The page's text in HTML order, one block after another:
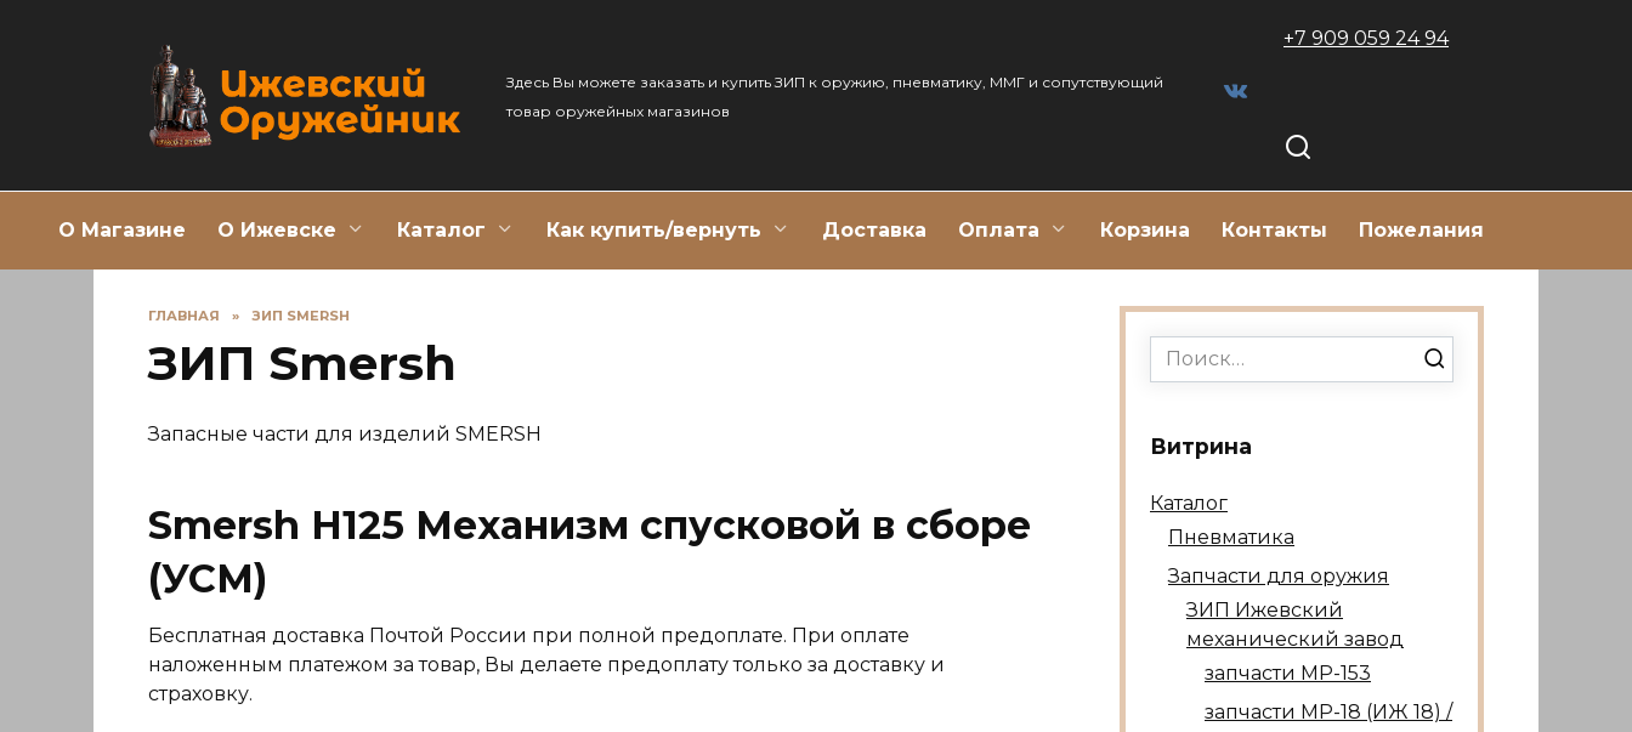
Здесь Вы можете заказать и купить ЗИП к оружию, пневматику, ММГ и сопутствующий
товар оружейных магазинов
+7 909 059 24 94
О Магазине О Ижевске Каталог Как купить/вернуть Доставка Оплата Корзина Контакты Пожелания
ГЛАВНАЯ » ЗИП SMERSH
ЗИП Smersh
Запасные части для изделий SMERSH
Smersh H125 Механизм спусковой в сборе
(УСМ)
Бесплатная доставка Почтой России при полной предоплате. При оплате
наложенным платежом за товар, Вы делаете предоплату только за доставку и
страховку.
Search
for:
Витрина
Каталог
Пневматика
Запчасти для оружия
ЗИП Ижевский
механический завод
запчасти МР-153
запчасти МР-18 (ИЖ 18) /